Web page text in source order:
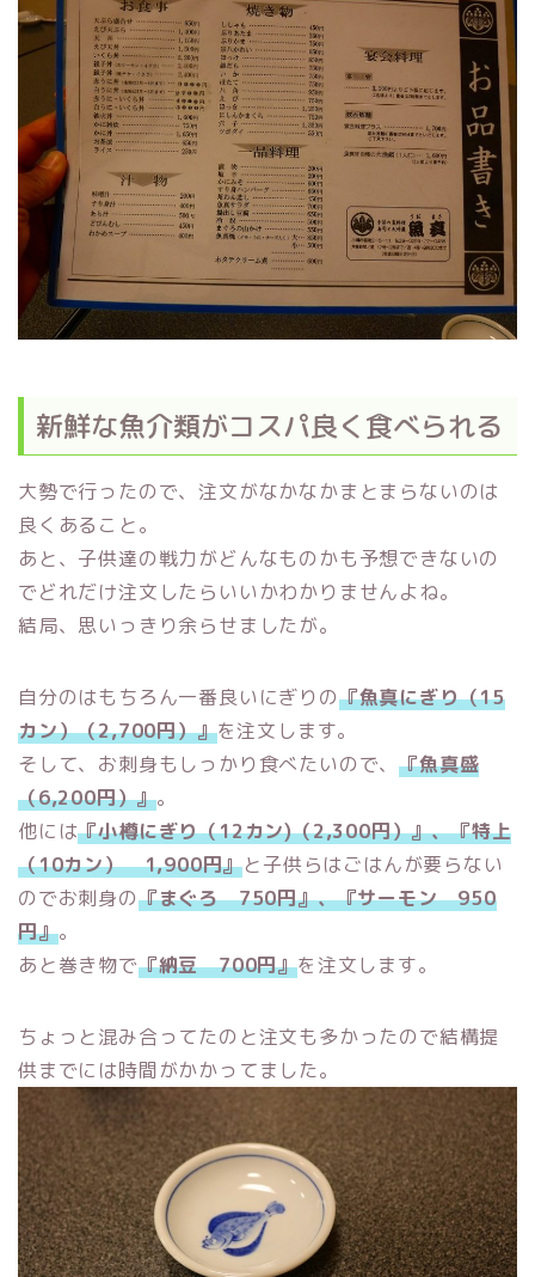
新鮮な魚介類がコスパ良く食べられる
大勢で行ったので、注文がなかなかまとまらないのは
良くあること。
あと、子供達の戦力がどんなものかも予想できないの
でどれだけ注文したらいいかわかりませんよね。
結局、思いっきり余らせましたが。
自分のはもちろん一番良いにぎりの『魚真にぎり（15
カン）（2,700円）』を注文します。
そして、お刺身もしっかり食べたいので、『魚真盛
（6,200円）』。
他には『小樽にぎり（12カン)（2,300円）』、『特上
（10カン） 1,900円』と子供らはごはんが要らない
のでお刺身の『まぐろ 750円』、『サーモン 950
円』。
あと巻き物で『納豆 700円』を注文します。
ちょっと混み合ってたのと注文も多かったので結構提
供までには時間がかかってました。